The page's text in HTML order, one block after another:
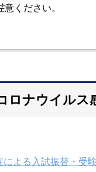
意ください。
ロナウイル
よる入試振替・受